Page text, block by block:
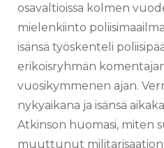
osavaltioissa kolmen
mielenkiinto
isänsä työskenteli
erikoisryhmän
vuosikymmenen ajan.
nykyaikana ja isänsä
Atkinson huomasi, miten
muuttunut militarisaation